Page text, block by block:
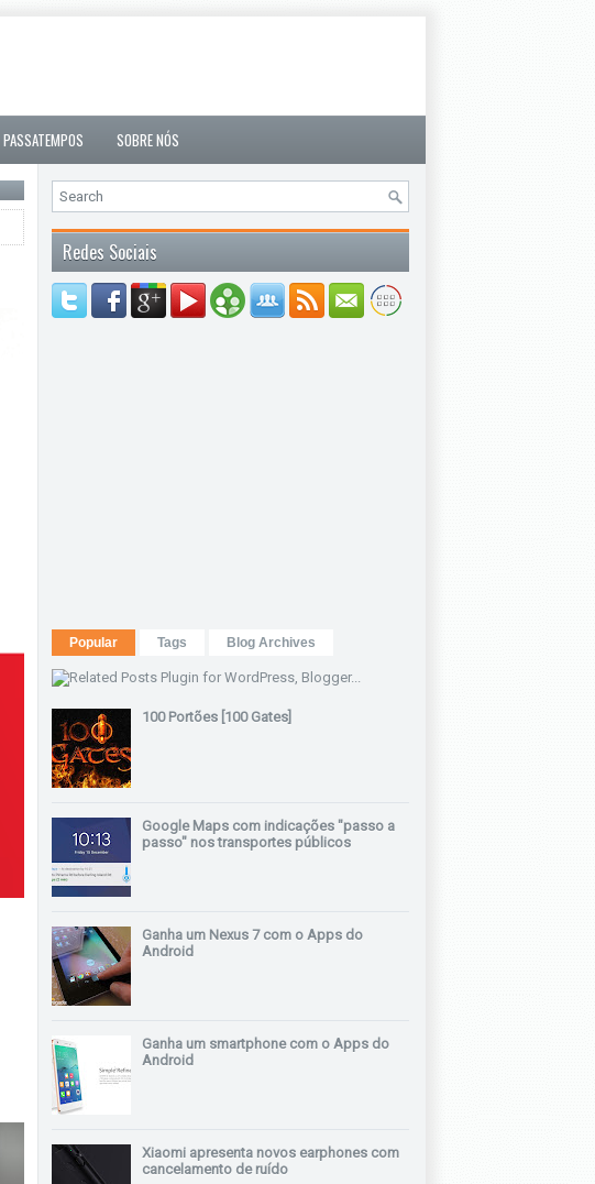
PASSATEMPOS SOBRE NÓS
Redes Sociais
Popular Tags Blog Archives
100 Portões [100 Gates]
Google Maps com indicações "passo a
passo" nos transportes públicos
Ganha um Nexus 7 com o Apps do
Android
Ganha um smartphone com o Apps do
Android
Xiaomi apresenta novos earphones com
cancelamento de ruído